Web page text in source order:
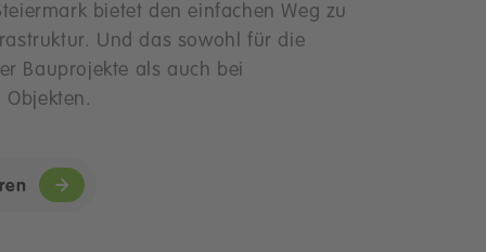
bietet den einfachen Weg zu
Und das sowohl für die
Bauprojekte als auch bei
Objekten.